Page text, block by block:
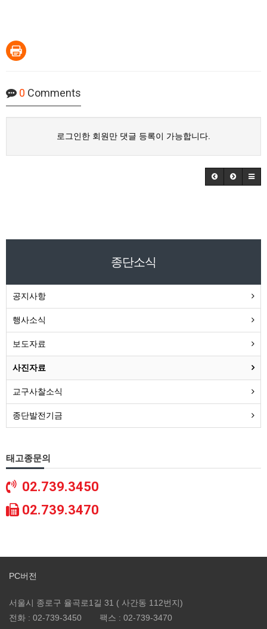
0 Comments
로그인한 회원만 댓글 등록이 가능합니다.
종단소식
공지사항
행사소식
보도자료
사진자료
교구사찰소식
종단발전기금
태고종문의
02.739.3450
02.739.3470
PC버전
서울시 종로구 율곡로1길 31 ( 사간동 112번지)
전화 : 02-739-3450 팩스 : 02-739-3470